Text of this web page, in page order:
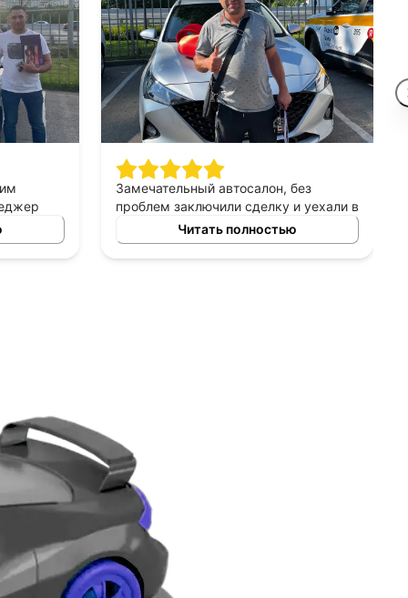
авто
Замечательный автосалон, без
проблем заключили сделку и уехали в
этот же день на новой машине.
Рекомендую!
Читать полностью